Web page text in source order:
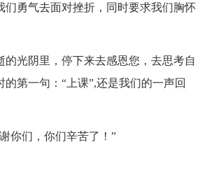
勇气去面对挫折，同时要求我们胸怀
光阴里，停下来去感恩您，去思考自
第一句：“上课”,还是我们的一声回
你们，你们辛苦了！”